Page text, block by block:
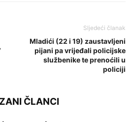
Sljedeći članak
Mladići (22 i 19) zaustavljeni
pijani pa vrijeđali policijske
službenike te prenoćili u
policiji
ČLANCI